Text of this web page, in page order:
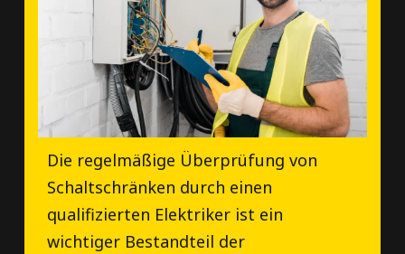
Die regelmäßige Überprüfung von
Schaltschränken durch einen
qualifizierten Elektriker ist ein
wichtiger Bestandteil der